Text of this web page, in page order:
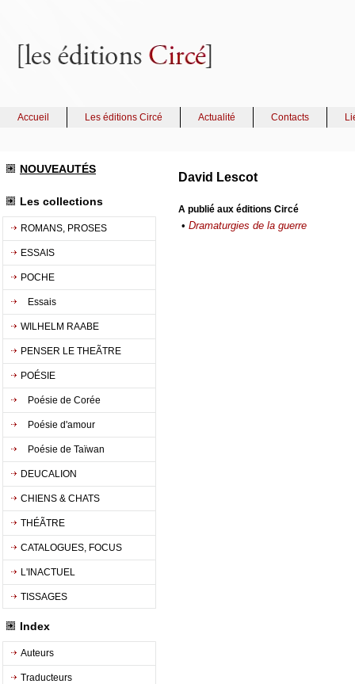
Accueil Les éditions Circé Actualité Contacts
NOUVEAUTÉS
Les collections
ROMANS, PROSES
ESSAIS
POCHE
Essais
WILHELM RAABE
PENSER LE THEÃTRE
POÉSIE
Poésie de Corée
Poésie d'amour
Poésie de Taïwan
DEUCALION
CHIENS & CHATS
THÉÃTRE
CATALOGUES, FOCUS
L'INACTUEL
TISSAGES
Index
Auteurs
Traducteurs
David Lescot
A publié aux éditions Circé
• Dramaturgies de la guerre